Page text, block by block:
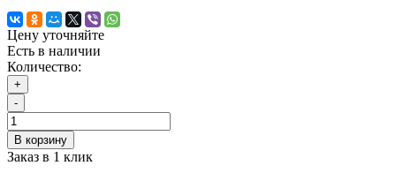
Цену уточняйте
Есть в наличии
Количество:
+
-
В корзину
Заказ в 1 клик